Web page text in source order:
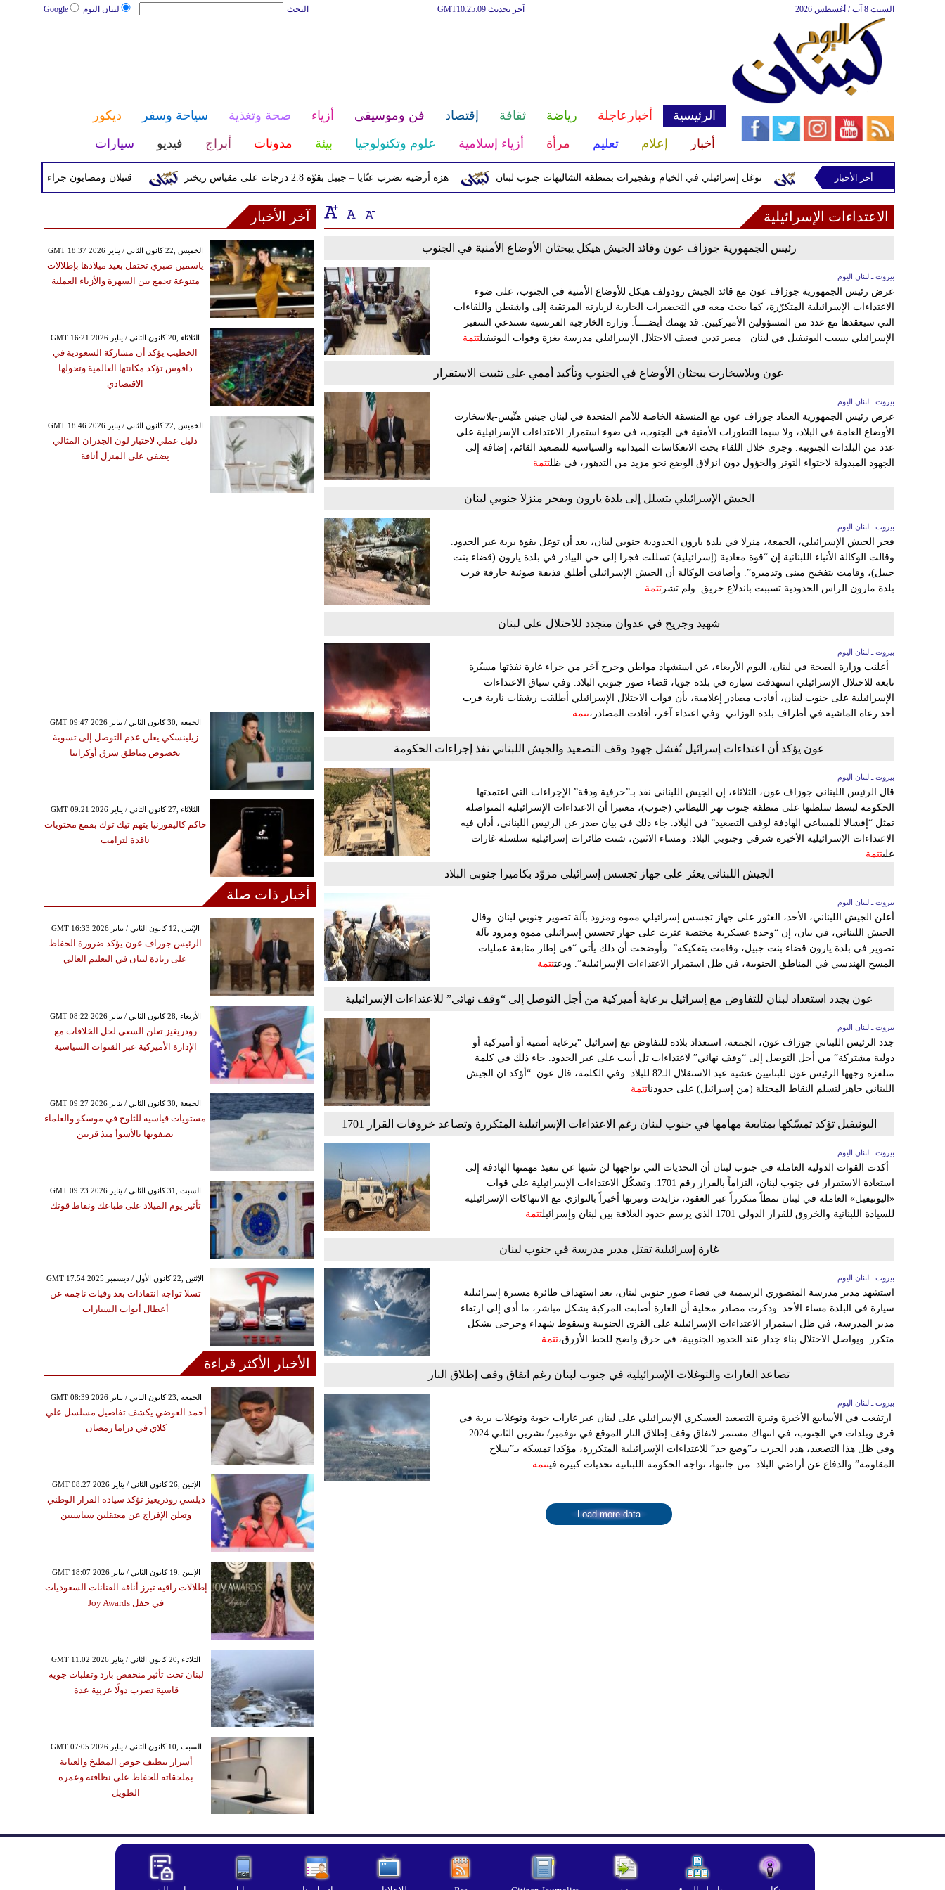
لبنان اليوم Google البحث آخر تحديث GMT10:25:09 السبت 8 آب / أغسطس 2026
الرئيسية أخبارعاجلة رياضة ثقافة إقتصاد فن وموسيقى أزياء صحة وتغذية سياحة وسفر
ديكور
أخبار
إعلام تعليم مرأة أزياء إسلامية علوم وتكنولوجيا بيئة مدونات أبراج فيديو سيارات
قتيلان ومصابون جراء 14 غارة إسرائيلية على شرق وجنوب لبنان هزة أرضية تضرب عنّايا – جبيل بقوّة 2.8 درجات على مقياس ريختر توغل إسرائيلي في الخيام وتفجيرات بمنطقة الشاليهات جنوب لبنان إسرائيلية في رب ثلاثين
أخر الأخبار
الاعتداءات الإسرائيلية
رئيس الجمهورية جوزاف عون وقائد الجيش هيكل يبحثان الأوضاع الأمنية في الجنوب
بيروت ـ لبنان اليوم
عرض رئيس الجمهورية جوزاف عون مع قائد الجيش رودولف هيكل للأوضاع الأمنية في الجنوب، على ضوء
الاعتداءات الإسرائيلية المتكرّرة، كما بحث معه في التحضيرات الجارية لزيارته المرتقبة إلى واشنطن واللقاءات
التي سيعقدها مع عدد من المسؤولين الأميركيين. قد يهمك أيضــــاً: وزارة الخارجية الفرنسية تستدعي السفير
الإسرائيلي بسبب اليونيفيل في لبنان مصر تدين قصف الاحتلال الإسرائيلي مدرسة بغزة وقوات اليونيفيلتتمة
عون وبلاسخارت يبحثان الأوضاع في الجنوب وتأكيد أممي على تثبيت الاستقرار
بيروت ـ لبنان اليوم
عرض رئيس الجمهورية العماد جوزاف عون مع المنسقة الخاصة للأمم المتحدة في لبنان جينين هنِّيس-بلاسخارت
الأوضاع العامة في البلاد، ولا سيما التطورات الأمنية في الجنوب، في ضوء استمرار الاعتداءات الإسرائيلية على
عدد من البلدات الجنوبية. وجرى خلال اللقاء بحث الانعكاسات الميدانية والسياسية للتصعيد القائم، إضافة إلى
الجهود المبذولة لاحتواء التوتر والحؤول دون انزلاق الوضع نحو مزيد من التدهور، في ظلتتمة
الجيش الإسرائيلي يتسلل إلى بلدة يارون ويفجر منزلا جنوبي لبنان
بيروت ـ لبنان اليوم
فجر الجيش الإسرائيلي، الجمعة، منزلا في بلدة يارون الحدودية جنوبي لبنان، بعد أن توغل بقوة برية عبر الحدود.
وقالت الوكالة الأنباء اللبنانية إن “قوة معادية (إسرائيلية) تسللت فجرا إلى حي البيادر في بلدة يارون (قضاء بنت
جبيل)، وقامت بتفخيخ مبنى وتدميره”. وأضافت الوكالة أن الجيش الإسرائيلي أطلق قذيفة ضوئية حارقة قرب
بلدة مارون الراس الحدودية تسببت باندلاع حريق. ولم تشرتتمة
شهيد وجريح في عدوان متجدد للاحتلال على لبنان
بيروت ـ لبنان اليوم
أعلنت وزارة الصحة في لبنان، اليوم الأربعاء، عن استشهاد مواطن وجرح آخر من جراء غارة نفذتها مسيّرة
تابعة للاحتلال الإسرائيلي استهدفت سيارة في بلدة جويا، قضاء صور جنوبي البلاد. وفي سياق الاعتداءات
الإسرائيلية على جنوب لبنان، أفادت مصادر إعلامية، بأن قوات الاحتلال الإسرائيلي أطلقت رشقات نارية قرب
أحد رعاة الماشية في أطراف بلدة الوزاني. وفي اعتداء آخر، أفادت المصادر،تتمة
عون يؤكد أن اعتداءات إسرائيل تُفشل جهود وقف التصعيد والجيش اللبناني نفذ إجراءات الحكومة
بيروت ـ لبنان اليوم
قال الرئيس اللبناني جوزاف عون، الثلاثاء، إن الجيش اللبناني نفذ بـ”حرفية ودقة” الإجراءات التي اعتمدتها
الحكومة لبسط سلطتها على منطقة جنوب نهر الليطاني (جنوب)، معتبرا أن الاعتداءات الإسرائيلية المتواصلة
تمثل “إفشالا للمساعي الهادفة لوقف التصعيد” في البلاد. جاء ذلك في بيان صدر عن الرئيس اللبناني، أدان فيه
الاعتداءات الإسرائيلية الأخيرة شرقي وجنوبي البلاد. ومساء الاثنين، شنت طائرات إسرائيلية سلسلة غارات
علىتتمة
الجيش اللبناني يعثر على جهاز تجسس إسرائيلي مزوّد بكاميرا جنوبي البلاد
بيروت ـ لبنان اليوم
أعلن الجيش اللبناني، الأحد، العثور على جهاز تجسس إسرائيلي مموه ومزود بآلة تصوير جنوبي لبنان. وقال
الجيش اللبناني، في بيان، إن “وحدة عسكرية مختصة عثرت على جهاز تجسس إسرائيلي مموه ومزود بآلة
تصوير في بلدة يارون قضاء بنت جبيل، وقامت بتفكيكه”. وأوضحت أن ذلك يأتي “في إطار متابعة عمليات
المسح الهندسي في المناطق الجنوبية، في ظل استمرار الاعتداءات الإسرائيلية”. ودعتتتمة
عون يجدد استعداد لبنان للتفاوض مع إسرائيل برعاية أميركية من أجل التوصل إلى “وقف نهائي” للاعتداءات الإسرائيلية
بيروت ـ لبنان اليوم
جدد الرئيس اللبناني جوزاف عون، الجمعة، استعداد بلاده للتفاوض مع إسرائيل “برعاية أممية أو أميركية أو
دولية مشتركة” من أجل التوصل إلى “وقف نهائي” لاعتداءات تل أبيب على عبر الحدود. جاء ذلك في كلمة
متلفزة وجهها الرئيس عون للبنانيين عشية عيد الاستقلال الـ82 للبلاد. وفي الكلمة، قال عون: “أؤكد ان الجيش
اللبناني جاهز لتسلم النقاط المحتلة (من إسرائيل) على حدودناتتمة
اليونيفيل تؤكد تمسّكها بمتابعة مهامها في جنوب لبنان رغم الاعتداءات الإسرائيلية المتكررة وتصاعد خروقات القرار 1701
بيروت ـ لبنان اليوم
أكدت القوات الدولية العاملة في جنوب لبنان أن التحديات التي تواجهها لن تثنيها عن تنفيذ مهمتها الهادفة إلى
استعادة الاستقرار في جنوب لبنان، التزاماً بالقرار رقم 1701. وتشكّل الاعتداءات الإسرائيلية على قوات
«اليونيفيل» العاملة في لبنان نمطاً متكرراً عبر العقود، تزايدت وتيرتها أخيراً بالتوازي مع الانتهاكات الإسرائيلية
للسيادة اللبنانية والخروق للقرار الدولي 1701 الذي يرسم حدود العلاقة بين لبنان وإسرائيل
تتمة
غارة إسرائيلية تقتل مدير مدرسة في جنوب لبنان
بيروت ـ لبنان اليوم
استشهد مدير مدرسة المنصوري الرسمية في قضاء صور جنوبي لبنان، بعد استهداف طائرة مسيرة إسرائيلية
سيارة في البلدة مساء الأحد. وذكرت مصادر محلية أن الغارة أصابت المركبة بشكل مباشر، ما أدى إلى ارتقاء
مدير المدرسة، في ظل استمرار الاعتداءات الإسرائيلية على القرى الجنوبية وسقوط شهداء وجرحى بشكل
متكرر. ويواصل الاحتلال بناء جدار عند الحدود الجنوبية، في خرق واضح للخط الأزرق،تتمة
تصاعد الغارات والتوغلات الإسرائيلية في جنوب لبنان رغم اتفاق وقف إطلاق النار
بيروت ـ لبنان اليوم
ارتفعت في الأسابيع الأخيرة وتيرة التصعيد العسكري الإسرائيلي على لبنان عبر غارات جوية وتوغلات برية في
قرى وبلدات في الجنوب، في انتهاك مستمر لاتفاق وقف إطلاق النار الموقع في نوفمبر/ تشرين الثاني 2024.
وفي ظل هذا التصعيد، هدد الحزب بـ”وضع حد” للاعتداءات الإسرائيلية المتكررة، مؤكدا تمسكه بـ”سلاح
المقاومة” والدفاع عن أراضي البلاد. من جانبها، تواجه الحكومة اللبنانية تحديات كبيرة فيتتمة
Load more data
آخر الأخبار
GMT 18:37 2026 الخميس ,22 كانون الثاني / يناير
ياسمين صبري تحتفل بعيد ميلادها بإطلالات
متنوعة تجمع بين السهرة والأزياء العملية
GMT 16:21 2026 الثلاثاء ,20 كانون الثاني / يناير
الخطيب يؤكد أن مشاركة السعودية في
دافوس تؤكد مكانتها العالمية وتحولها
الاقتصادي
GMT 18:46 2026 الخميس ,22 كانون الثاني / يناير
دليل عملي لاختيار لون الجدران المثالي
يضفي على المنزل أناقة
GMT 09:47 2026 الجمعة ,30 كانون الثاني / يناير
زيلينسكي يعلن عدم التوصل إلى تسوية
بخصوص مناطق شرق أوكرانيا
GMT 09:21 2026 الثلاثاء ,27 كانون الثاني / يناير
حاكم كاليفورنيا يتهم تيك توك بقمع محتويات
ناقدة لترامب
أخبار ذات صلة
GMT 16:33 2026 الإثنين ,12 كانون الثاني / يناير
الرئيس جوزاف عون يؤكد ضرورة الحفاظ
على ريادة لبنان في التعليم العالي
GMT 08:22 2026 الأربعاء ,28 كانون الثاني / يناير
رودريغيز تعلن السعي لحل الخلافات مع
الإدارة الأميركية عبر القنوات السياسية
GMT 09:27 2026 الجمعة ,30 كانون الثاني / يناير
مستويات قياسية للثلوج في موسكو والعلماء
يصفونها بالأسوأ منذ قرنين
GMT 09:23 2026 السبت ,31 كانون الثاني / يناير
تأثير يوم الميلاد على طباعك ونقاط قوتك
GMT 17:54 2025 الإثنين ,22 كانون الأول / ديسمبر
تسلا تواجه انتقادات بعد وفيات ناجمة عن
أعطال أبواب السيارات
الأخبار الأكثر قراءة
GMT 08:39 2026 الجمعة ,23 كانون الثاني / يناير
أحمد العوضي يكشف تفاصيل مسلسل علي
كلاي في دراما رمضان
GMT 08:27 2026 الإثنين ,26 كانون الثاني / يناير
ديلسي رودريغيز تؤكد سيادة القرار الوطني
وتعلن الإفراج عن معتقلين سياسيين
GMT 18:07 2026 الإثنين ,19 كانون الثاني / يناير
إطلالات راقية تبرز أناقة الفنانات السعوديات
في حفل Joy Awards
GMT 11:02 2026 الثلاثاء ,20 كانون الثاني / يناير
لبنان تحت تأثير منخفض بارد وتقلبات جوية
قاسية تضرب دولًا عربية عدة
GMT 07:05 2026 السبت ,10 كانون الثاني / يناير
أسرار تنظيف حوض المطبخ والعناية
بملحقاته للحفاظ على نظافته وعمره
الطويل